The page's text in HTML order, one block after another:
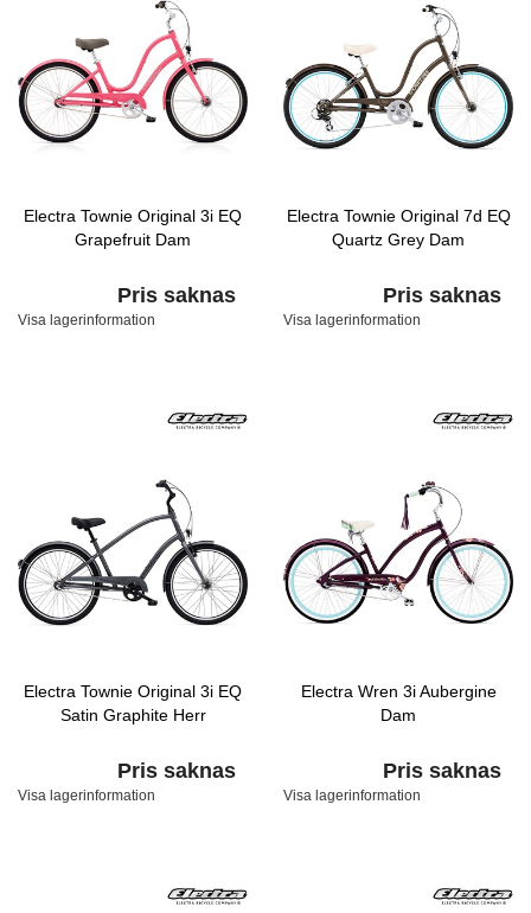
Electra Townie Original 3i EQ
Grapefruit Dam
Pris saknas
Visa lagerinformation
Electra Townie Original 7d EQ
Quartz Grey Dam
Pris saknas
Visa lagerinformation
Electra Townie Original 3i EQ
Satin Graphite Herr
Pris saknas
Visa lagerinformation
Electra Wren 3i Aubergine
Dam
Pris saknas
Visa lagerinformation